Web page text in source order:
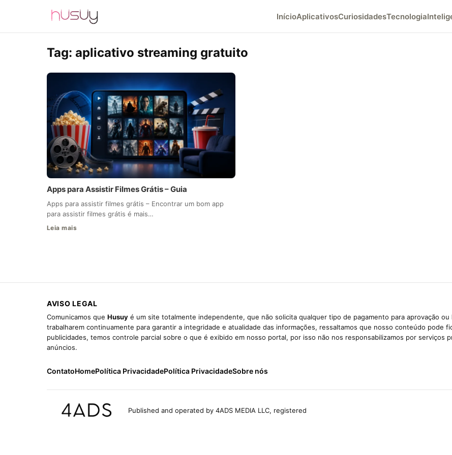
InícioAplicativosCuriosidadesTecnologia
Tag: aplicativo streaming gratuito
Apps para Assistir Filmes Grátis – Guia
Apps para assistir filmes grátis – Encontrar um bom app
para assistir filmes grátis é mais…
Leia mais
AVISO LEGAL
Comunicamos que Husuy é um site totalmente independente, que não solicita qualquer tipo de pagamento para aprovação
trabalharem continuamente para garantir a integridade e atualidade das informações, ressaltamos que nosso conteúdo pode
publicidades, temos controle parcial sobre o que é exibido em nosso portal, por isso não nos responsabilizamos por serviços
anúncios.
ContatoHomePolítica PrivacidadePolítica PrivacidadeSobre nós
Published and operated by 4ADS MEDIA LLC, registered